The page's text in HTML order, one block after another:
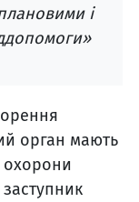
і
орган мають
охорони